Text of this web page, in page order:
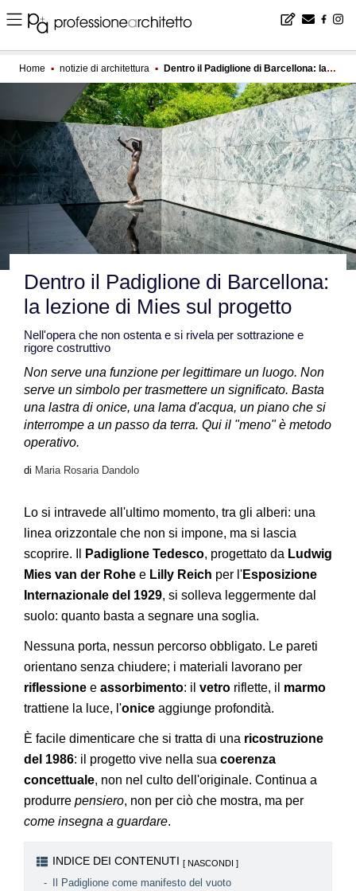
Home ▪ notizie di architettura ▪ Dentro il Padiglione di Barcellona: la lezione di Mies sul progetto
Dentro il Padiglione di Barcellona:
la lezione di Mies sul progetto
Nell'opera che non ostenta e si rivela per sottrazione e
rigore costruttivo
Non serve una funzione per legittimare un luogo. Non
serve un simbolo per trasmettere un significato. Basta
una lastra di onice, una lama d'acqua, un piano che si
interrompe a un passo da terra. Qui il "meno" è metodo
operativo.
di Maria Rosaria Dandolo
Lo si intravede all'ultimo momento, tra gli alberi: una
linea orizzontale che non si impone, ma si lascia
scoprire. Il
Padiglione Tedesco, progettato da Ludwig
Mies van der Rohe e Lilly Reich per l'Esposizione
Internazionale del 1929, si solleva leggermente dal
suolo: quanto basta a segnare una soglia.
Nessuna porta, nessun percorso obbligato. Le pareti
orientano senza chiudere; i materiali lavorano per
riflessione e assorbimento: il vetro riflette, il marmo
trattiene la luce, l'onice aggiunge profondità.
È facile dimenticare che si tratta di una ricostruzione
del 1986: il progetto vive nella sua coerenza
concettuale, non nel culto dell'originale. Continua a
produrre pensiero, non per ciò che mostra, ma per
come insegna a guardare.
INDICE DEI CONTENUTI
Il Padiglione come manifesto del vuoto